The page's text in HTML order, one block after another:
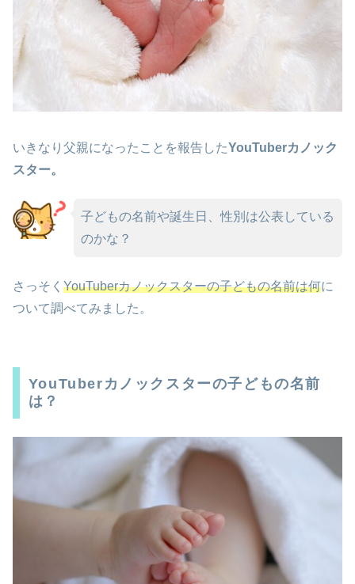
いきなり父親になったことを報告したYouTuberカノック
スター。
子どもの名前や誕生日、性別は公表している
のかな？
さっそく YouTuberカノックスターの子どもの名前は何に
ついて調べてみました。
YouTuberカノックスターの子どもの名前
は？